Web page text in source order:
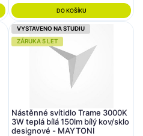
DO KOŠÍKU
VYSTAVENO NA STUDIU
ZÁRUKA 5 LET
Nástěnné svítidlo Trame 3000K
3W teplá bílá 150lm bílý kov/sklo
designové - MAYTONI